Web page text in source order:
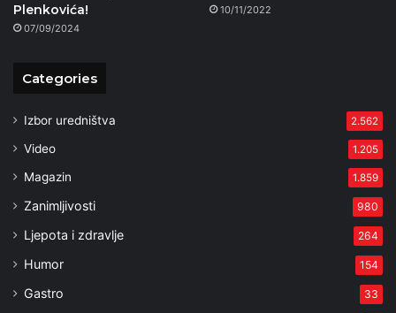
Plenkovića!
07/09/2024
10/11/2022
Categories
Izbor uredništva 2.562
Video 1.205
Magazin 1.859
Zanimljivosti 980
Ljepota i zdravlje 264
Humor 154
Gastro 33